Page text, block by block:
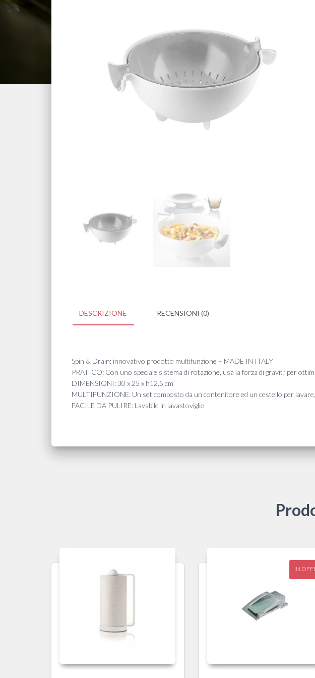
DESCRIZIONE RECENSIONI (0)
Spin & Drain: innovativo prodotto multifunzione – MADE IN ITALY
PRATICO: Con uno speciale sistema di rotazione, usa la forza di gravit? per
DIMENSIONI: 30 x 25 x h12,5 cm
MULTIFUNZIONE: Un set composto da un contenitore ed un cestello per
FACILE DA PULIRE: Lavabile in lavastoviglie
IN